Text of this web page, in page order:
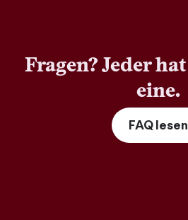
Fragen? Jeder hat
eine.
FAQ lesen